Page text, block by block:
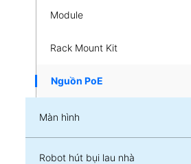
Module
Rack Mount Kit
Nguồn PoE
Màn hình
Robot hút bụi lau nhà